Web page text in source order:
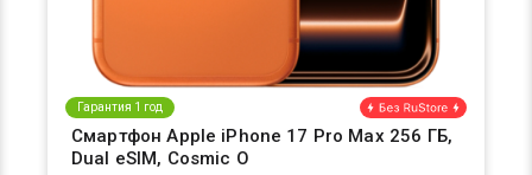
Гарантия 1 год
Смартфон Apple iPhone 17 Pro Max 256 ГБ,
Dual eSIM, Cosmic O